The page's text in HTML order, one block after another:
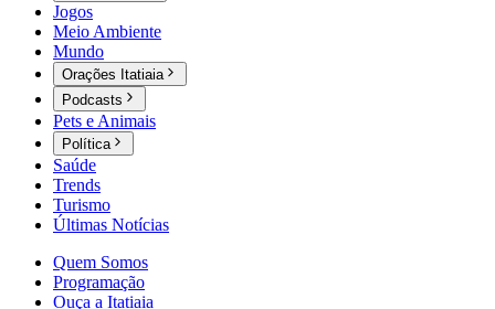
Jogos
Meio Ambiente
Mundo
Orações Itatiaia
Podcasts
Pets e Animais
Política
Saúde
Trends
Turismo
Últimas Notícias
Quem Somos
Programação
Ouça a Itatiaia